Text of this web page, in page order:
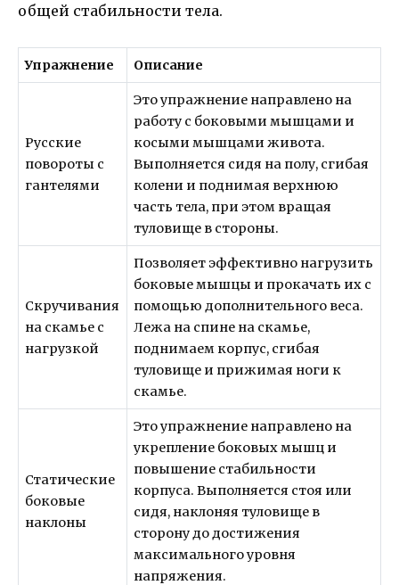
общей стабильности тела.
Упражнение Описание
Русские
повороты с
гантелями
Это упражнение направлено на
работу с боковыми мышцами и
косыми мышцами живота.
Выполняется сидя на полу, сгибая
колени и поднимая верхнюю
часть тела, при этом вращая
туловище в стороны.
Скручивания
на скамье с
нагрузкой
Позволяет эффективно нагрузить
боковые мышцы и прокачать их с
помощью дополнительного веса.
Лежа на спине на скамье,
поднимаем корпус, сгибая
туловище и прижимая ноги к
скамье.
Статические
боковые
наклоны
Это упражнение направлено на
укрепление боковых мышц и
повышение стабильности
корпуса. Выполняется стоя или
сидя, наклоняя туловище в
сторону до достижения
максимального уровня
напряжения.